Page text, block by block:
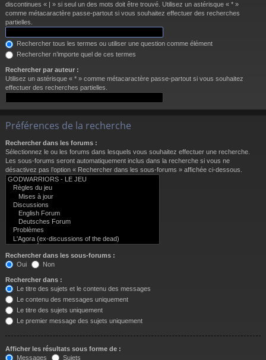
discontinues « | » si seul un des mots doit être trouvé. Utilisez un astérisque « * »
comme métacaractère passe-partout si vous souhaitez effectuer des recherches
partielles.
Rechercher tous les termes ou utiliser une question comme élément
Rechercher n’importe quel de ces termes
Rechercher par auteur :
Utilisez un astérisque « * » comme métacaractère passe-partout si vous souhaitez
effectuer des recherches partielles.
Préférences de la recherche
Rechercher dans les forums :
Sélectionnez le ou les forums dans lesquels vous souhaitez effectuer une recherche.
Les sous-forums seront automatiquement inclus dans la recherche si vous ne
désactivez pas l’option « Rechercher dans les sous-forums » affichée ci-dessous.
Rechercher dans les sous-forums :
Oui
Non
Rechercher dans :
Le titre des sujets et le contenu des messages
Le contenu des messages uniquement
Le titre des sujets uniquement
Le premier message des sujets uniquement
Afficher les résultats sous forme de :
Messages
Sujets